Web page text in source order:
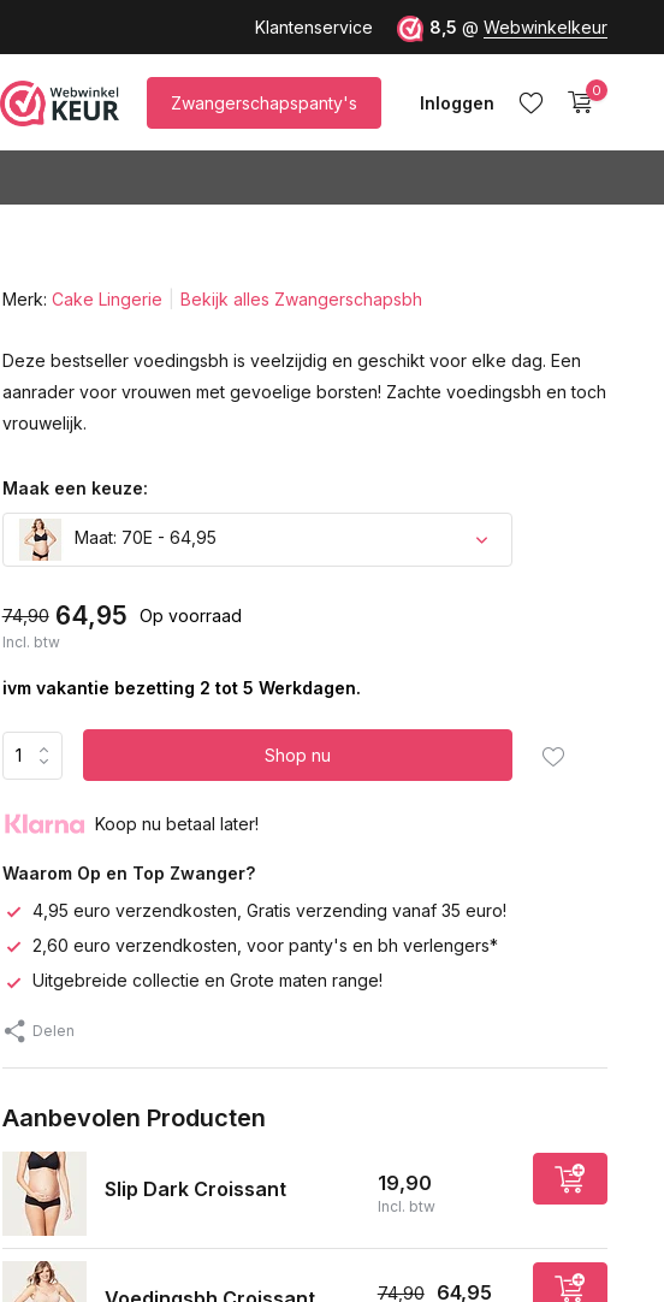
Klantenservice 8,5 @ Webwinkelkeur
Zwangerschapspanty's Inloggen
0
Merk: Cake Lingerie Bekijk alles Zwangerschapsbh
Deze bestseller voedingsbh is veelzijdig en geschikt voor elke dag. Een
aanrader voor vrouwen met gevoelige borsten! Zachte voedingsbh en toch
vrouwelijk.
Maak een keuze:
Maat: 70E - 64,95
74,90 64,95 Op voorraad
Incl. btw
ivm vakantie bezetting 2 tot 5 Werkdagen.
Shop nu
Koop nu betaal later!
Waarom Op en Top Zwanger?
4,95 euro verzendkosten, Gratis verzending vanaf 35 euro!
2,60 euro verzendkosten, voor panty's en bh verlengers*
Uitgebreide collectie en Grote maten range!
Delen
Aanbevolen Producten
Slip Dark Croissant 19,90
Incl. btw
74,90 64,95